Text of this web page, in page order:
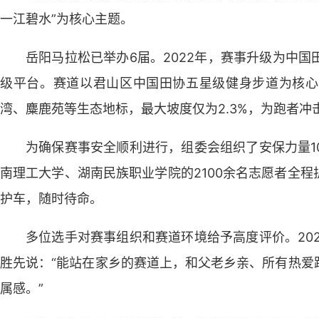
一江碧水”为核心主题。
岳阳马拉松已举办6届。2022年，赛事升级为中国
级平台。赛道以君山区中国田协五星级健身步道为核
湾、麋鹿苑等生态地标，最大坡度仅为2.3%，为跑者冲
为确保赛事安全顺利进行，组委会组织了安保力
南理工大学、湖南民族职业学院的2100余名志愿者全
护车，随时待命。
多位选手对赛事组织和赛道环境给予高度评价。
胜先说：“能站在家乡的赛道上，和父老乡亲、所有热
属感。”